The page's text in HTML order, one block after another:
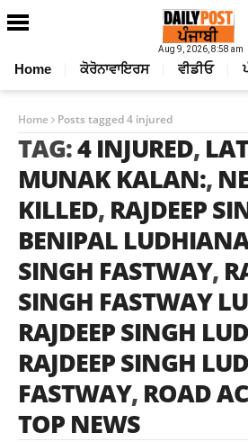
Aug 9, 2026, 8:58 am
Home ਕੋਰੋਨਾਵਾਇਰਸ ਵੀਡੀਓ
Home Posts tagged 4 injured
TAG:4 INJURED,
MUNAK KALAN:,
KILLED, RAJDEEP
BENIPAL
SINGH FASTWAY,
SINGH FASTWAY
RAJDEEP SINGH
RAJDEEP SINGH
FASTWAY, ROAD
TOP NEWS